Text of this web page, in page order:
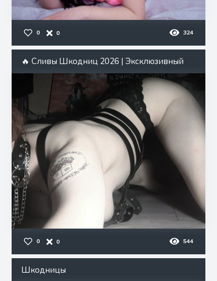
0 0 324
🔥 Сливы Шкодниц 2026 | Эксклюзивный
0 0 544
Шкодницы